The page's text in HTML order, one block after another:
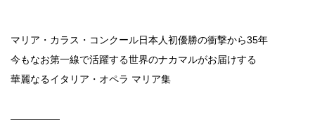
マリア・カラス・コンクール日本人初優勝の衝撃から35年
今もなお第一線で活躍する世界のナカマルがお届けする
華麗なるイタリア・オペラ マリア集
—————